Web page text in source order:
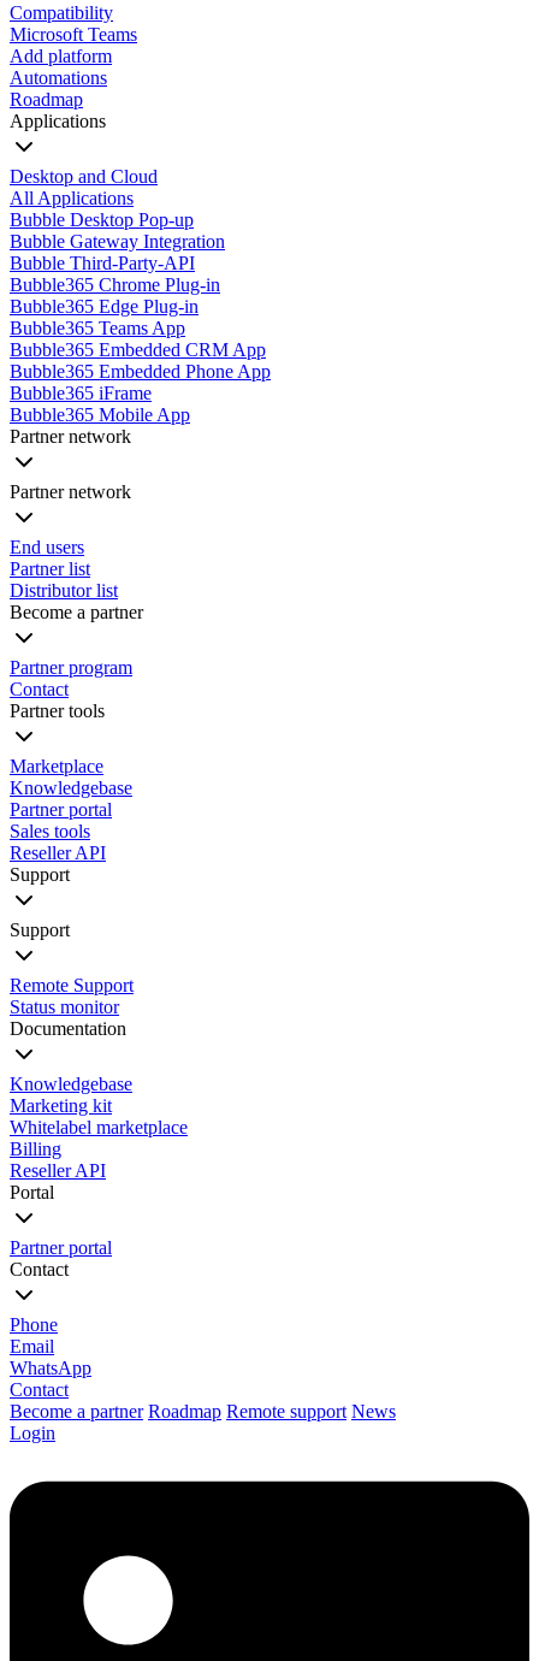
Compatibility
Microsoft Teams
Add platform
Automations
Roadmap
Applications
Desktop and Cloud
All Applications
Bubble Desktop Pop-up
Bubble Gateway Integration
Bubble Third-Party-API
Bubble365 Chrome Plug-in
Bubble365 Edge Plug-in
Bubble365 Teams App
Bubble365 Embedded CRM App
Bubble365 Embedded Phone App
Bubble365 iFrame
Bubble365 Mobile App
Partner network
Partner network
End users
Partner list
Distributor list
Become a partner
Partner program
Contact
Partner tools
Marketplace
Knowledgebase
Partner portal
Sales tools
Reseller API
Support
Support
Remote Support
Status monitor
Documentation
Knowledgebase
Marketing kit
Whitelabel marketplace
Billing
Reseller API
Portal
Partner portal
Contact
Phone
Email
WhatsApp
Contact
Become a partner Roadmap Remote support News
Login